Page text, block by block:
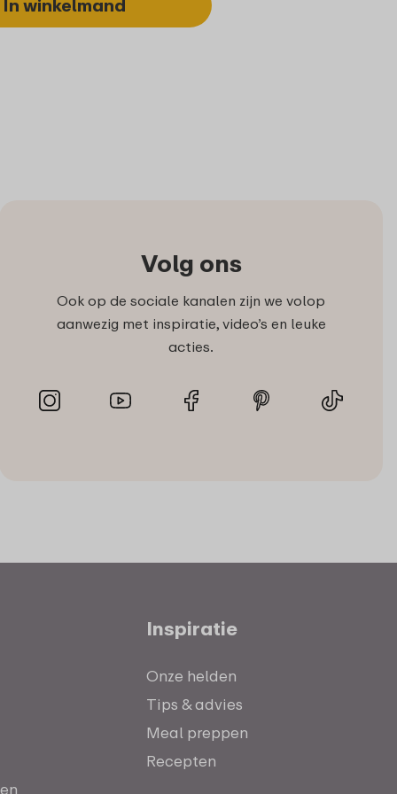
In winkelmand
Volg ons
Ook op de sociale kanalen zijn we volop
aanwezig met inspiratie, video’s en leuke
acties.
Inspiratie
Onze helden
Tips & advies
Meal preppen
Recepten